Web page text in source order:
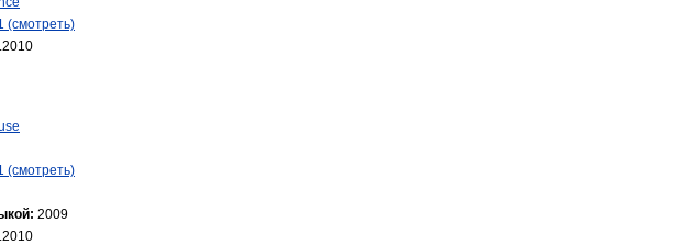
(смотреть)
(смотреть)
2009